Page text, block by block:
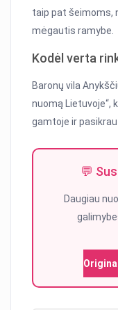
taip pat šeimoms,
mėgautis ramybe.
Kodėl verta
Baronų vila
nuomą Lietuvoje“,
gamtoje ir
💬
Daugiau